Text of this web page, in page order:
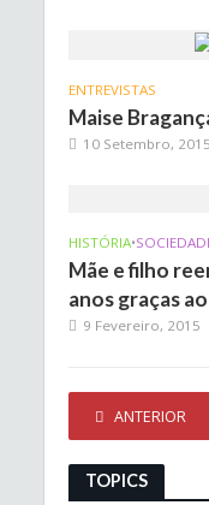
ENTREVISTAS
Maise
10 Setembro, 2015
HISTÓRIA•
Mãe e filho
anos graças
9 Fevereiro, 2015
ANTERIOR
1 …
TOPICS